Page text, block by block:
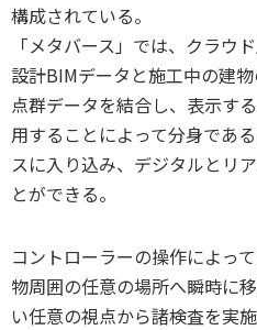
構成されている。
「メタバース」では、クラウ
設計BIMデータと施工中の建
点群データを結合し、表示す
用することによって分身であ
スに入り込み、デジタルとリ
とができる。
コントローラーの操作によっ
物周囲の任意の場所へ瞬時に
い任意の視点から諸検査を実